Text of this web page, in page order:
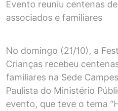
Evento reuniu centenas
associados e familiares
No domingo (21/10), a
Crianças recebeu
familiares na Sede
Paulista do Ministério
evento, que teve o tema